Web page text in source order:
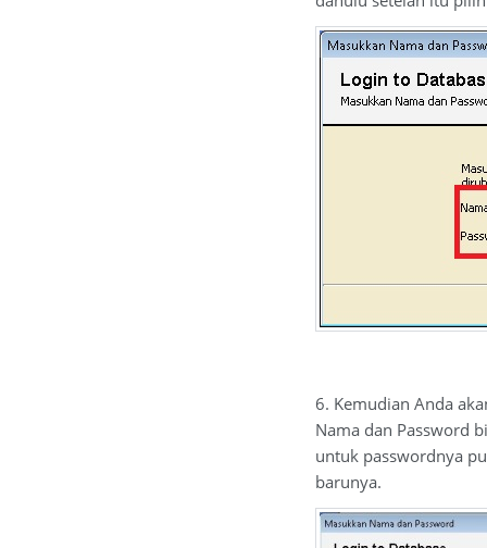
6. Kemudian Anda
Nama dan Password
untuk passwordnya
barunya.